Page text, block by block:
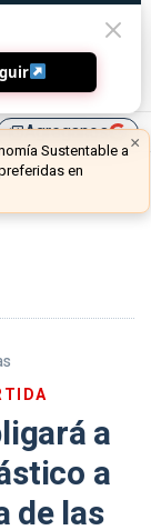
library_addAgreganos
a
a
de las